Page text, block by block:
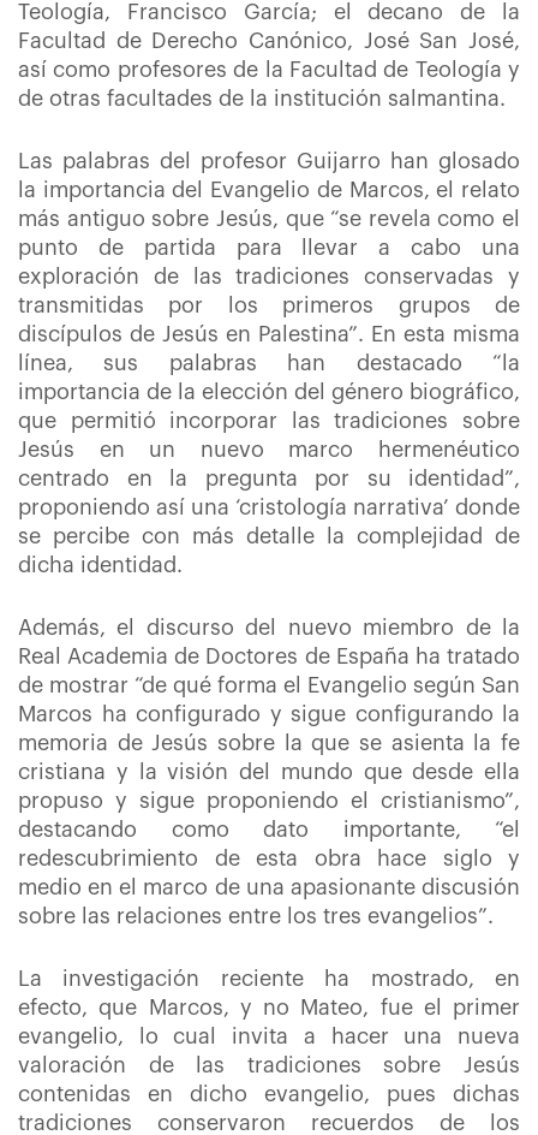
Teología, Francisco García; el decano de la
Facultad de Derecho Canónico, José San José,
así como profesores de la Facultad de Teología y
de otras facultades de la institución salmantina.
Las palabras del profesor Guijarro han glosado
la importancia del Evangelio de Marcos, el relato
más antiguo sobre Jesús, que “se revela como el
punto de partida para llevar a cabo una
exploración de las tradiciones conservadas y
transmitidas por los primeros grupos de
discípulos de Jesús en Palestina”. En esta misma
línea, sus palabras han destacado “la
importancia de la elección del género biográfico,
que permitió incorporar las tradiciones sobre
Jesús en un nuevo marco hermenéutico
centrado en la pregunta por su identidad”,
proponiendo así una ‘cristología narrativa’ donde
se percibe con más detalle la complejidad de
dicha identidad.
Además, el discurso del nuevo miembro de la
Real Academia de Doctores de España ha tratado
de mostrar “de qué forma el Evangelio según San
Marcos ha configurado y sigue configurando la
memoria de Jesús sobre la que se asienta la fe
cristiana y la visión del mundo que desde ella
propuso y sigue proponiendo el cristianismo”,
destacando como dato importante, “el
redescubrimiento de esta obra hace siglo y
medio en el marco de una apasionante discusión
sobre las relaciones entre los tres evangelios”.
La investigación reciente ha mostrado, en
efecto, que Marcos, y no Mateo, fue el primer
evangelio, lo cual invita a hacer una nueva
valoración de las tradiciones sobre Jesús
contenidas en dicho evangelio, pues dichas
tradiciones conservaron recuerdos de los